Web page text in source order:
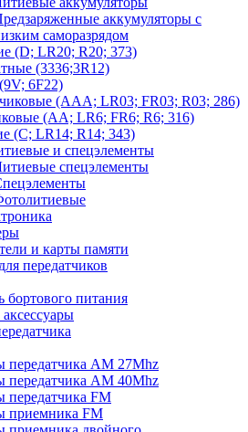
аккумуляторы с
саморазрядом
(D; LR20; R20; 373)
(3336;3R12)
6F22)
(AAA; LR03; FR03; R03; 286)
(AA; LR6; FR6; R6; 316)
(C; LR14; R14; 343)
и спецэлементы
спецэлементы
и карты памяти
передатчиков
бортового питания
передатчика AM 27Mhz
передатчика AM 40Mhz
передатчика FM
приемника FM